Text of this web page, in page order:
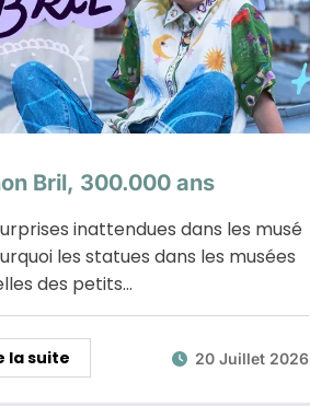
Bril, 300.000 ans
inattendues dans les musé
les statues dans les musées
des petits…
la suite 20 Juillet 2026